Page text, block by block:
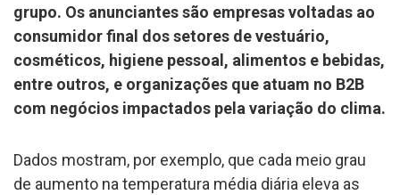
grupo. Os anunciantes são empresas voltadas ao
consumidor final dos setores de vestuário,
cosméticos, higiene pessoal, alimentos e bebidas,
entre outros, e organizações que atuam no B2B
com negócios impactados pela variação do clima.
Dados mostram, por exemplo, que cada meio grau
de aumento na temperatura média diária eleva as